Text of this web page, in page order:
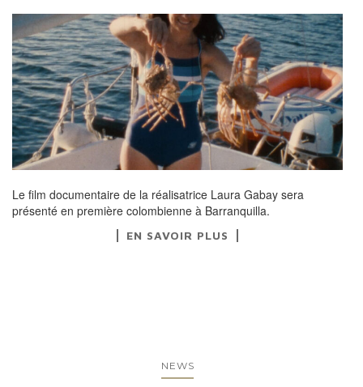
Le film documentaire de la réalisatrice Laura Gabay sera
présenté en première colombienne à Barranquilla.
EN SAVOIR PLUS
NEWS